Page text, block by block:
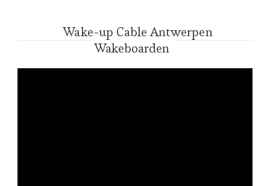
Wake-up Cable Antwerpen
Wakeboarden